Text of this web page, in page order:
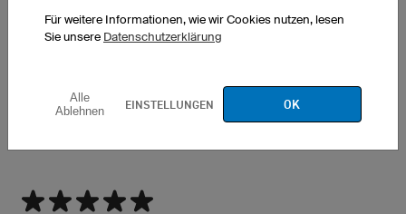
T-Shirt Basic Rundkragen
24.07.2026
Bei Rückfrage schnelle Antwort und schnelle Hilfe. Der Druck wurde
Für weitere Informationen, wie wir Cookies nutzen, lesen
Sie unsere Datenschutzerklärung
Alle
Ablehnen
EINSTELLUNGEN OK